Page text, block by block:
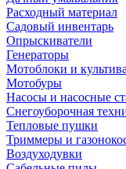
Расходный материал
Садовый инвентарь
Опрыскиватели
Генераторы
Мотоблоки и
Мотобуры
Насосы и насосные
Снегоуборочная
Тепловые пушки
Триммеры и
Воздуходувки